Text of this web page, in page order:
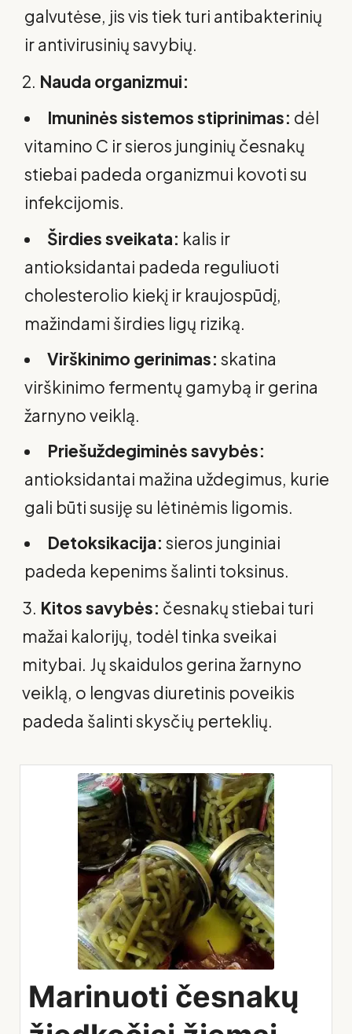
galvutėse, jis vis tiek turi antibakterinių
ir antivirusinių savybių.
Nauda organizmui:
Imuninės sistemos stiprinimas: dėl
vitamino C ir sieros junginių česnakų
stiebai padeda organizmui kovoti su
infekcijomis.
Širdies sveikata: kalis ir
antioksidantai padeda reguliuoti
cholesterolio kiekį ir kraujospūdį,
mažindami širdies ligų riziką.
Virškinimo gerinimas: skatina
virškinimo fermentų gamybą ir gerina
žarnyno veiklą.
Priešuždegiminės savybės:
antioksidantai mažina uždegimus, kurie
gali būti susiję su lėtinėmis ligomis.
Detoksikacija: sieros junginiai
padeda kepenims šalinti toksinus.
Kitos savybės: česnakų stiebai turi
mažai kalorijų, todėl tinka sveikai
mitybai. Jų skaidulos gerina žarnyno
veiklą, o lengvas diuretinis poveikis
padeda šalinti skysčių perteklių.
Marinuoti česnakų